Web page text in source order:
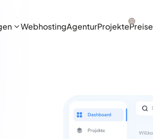
WebhostingAgenturProjekte32
Preise